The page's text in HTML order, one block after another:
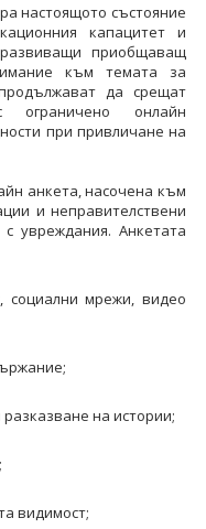
настоящото състояние
капацитет и
приобщаващ
към темата за
да срещат
ограничено онлайн
при привличане на
анкета, насочена към
и неправителствени
увреждания. Анкетата
социални мрежи, видео
на истории;
видимост;